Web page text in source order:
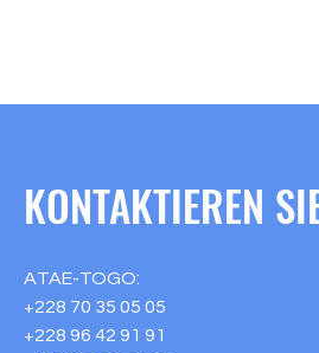
KONTAKTIEREN
ATAE-TOGO:
+228 70 35 05 05
+228 96 42 91 91